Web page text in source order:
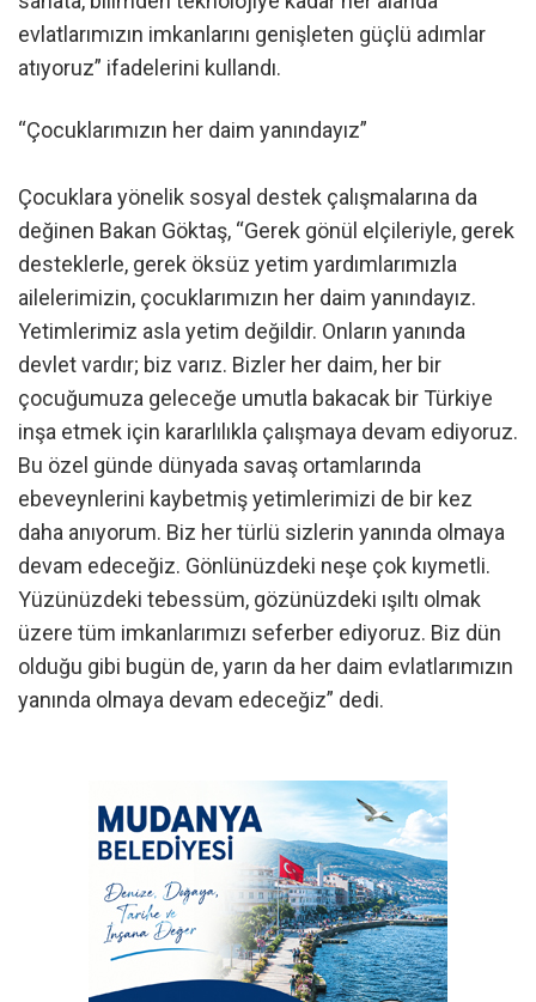
evlatlarımızın imkanlarını genişleten güçlü adımlar
atıyoruz” ifadelerini kullandı.
“Çocuklarımızın her daim yanındayız”
Çocuklara yönelik sosyal destek çalışmalarına da
değinen Bakan Göktaş, “Gerek gönül elçileriyle, gerek
desteklerle, gerek öksüz yetim yardımlarımızla
ailelerimizin, çocuklarımızın her daim yanındayız.
Yetimlerimiz asla yetim değildir. Onların yanında
devlet vardır; biz varız. Bizler her daim, her bir
çocuğumuza geleceğe umutla bakacak bir Türkiye
inşa etmek için kararlılıkla çalışmaya devam ediyoruz.
Bu özel günde dünyada savaş ortamlarında
ebeveynlerini kaybetmiş yetimlerimizi de bir kez
daha anıyorum. Biz her türlü sizlerin yanında olmaya
devam edeceğiz. Gönlünüzdeki neşe çok kıymetli.
Yüzünüzdeki tebessüm, gözünüzdeki ışıltı olmak
üzere tüm imkanlarımızı seferber ediyoruz. Biz dün
olduğu gibi bugün de, yarın da her daim evlatlarımızın
yanında olmaya devam edeceğiz” dedi.